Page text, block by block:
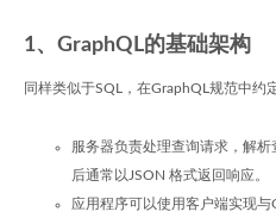
1、GraphQL的基础架构
同样类似于SQL，在GraphQL规范中约
服务器负责处理查询请求，解
后通常以JSON 格式返回响应。
应用程序可以使用客户端实现